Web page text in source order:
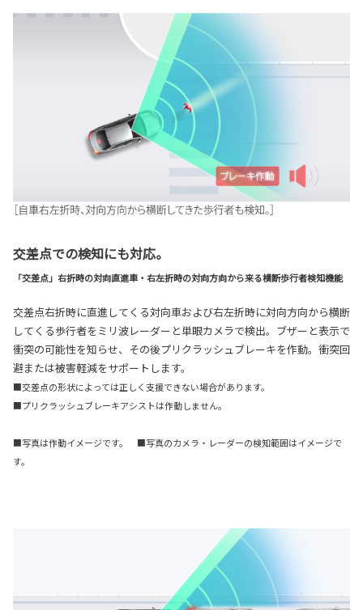
交差点での検知にも対応。
「交差点」右折時の対向直進車・右左折時の対向方向から来る横断歩行者検知機能
交差点右折時に直進してくる対向車および右左折時に対向方向から横断
してくる歩行者をミリ波レーダーと単眼カメラで検出。ブザーと表示で
衝突の可能性を知らせ、その後プリクラッシュブレーキを作動。衝突回
避または被害軽減をサポートします。
■交差点の形状によっては正しく支援できない場合があります。
■プリクラッシュブレーキアシストは作動しません。
■写真は作動イメージです。 ■写真のカメラ・レーダーの検知範囲はイメージで
す。